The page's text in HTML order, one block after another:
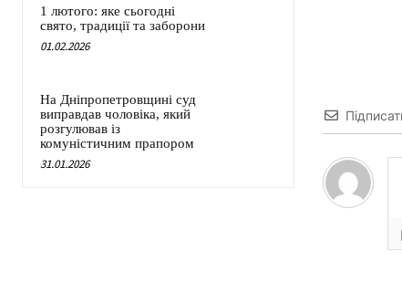
1 лютого: яке сьогодні
свято, традиції та заборони
01.02.2026
На Дніпропетровщині суд
виправдав чоловіка, який
розгулював із
комуністичним прапором
31.01.2026